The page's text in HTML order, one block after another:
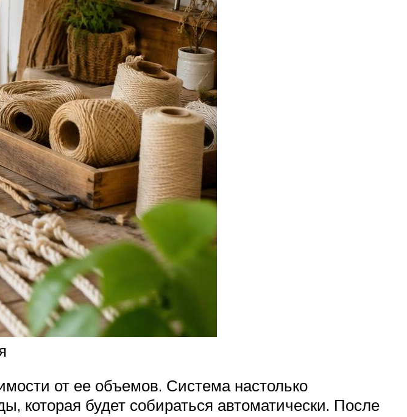
от ее объемов. Система настолько
которая будет собираться автоматически. После